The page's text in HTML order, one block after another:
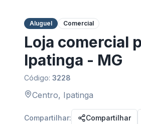
Aluguel Comercial
Loja comercial
Ipatinga - MG
Código: 3228
Centro, Ipatinga
Compartilhar: Compartilhar